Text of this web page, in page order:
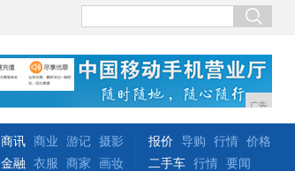
广告
商讯 商业 游记 摄影
金融
衣服 商家 画妆
报价 导购 行情 价格
二手车 行情 要闻